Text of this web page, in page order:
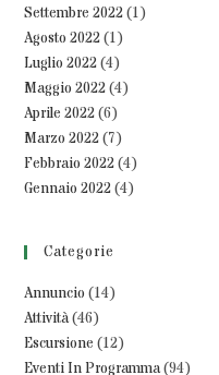
Settembre 2022(1)
Agosto 2022(1)
Luglio 2022(4)
Maggio 2022(4)
Aprile 2022(6)
Marzo 2022(7)
Febbraio 2022(4)
Gennaio 2022(4)
Categorie
Annuncio (14)
Attività(46)
Escursione (12)
Eventi In Programma(94)